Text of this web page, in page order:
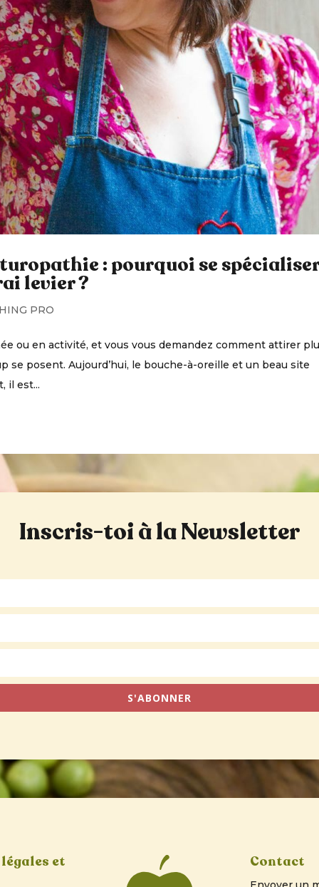
: pourquoi se
levier ?
PRO
ou en activité, et vous vous demandez comment attirer
se posent. Aujourd’hui, le bouche-à-oreille et un beau site
il est...
Inscris-toi à la Newsletter
S'ABONNER
et Contact